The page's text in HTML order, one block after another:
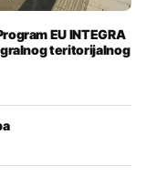
EU INTEGRA
teritorijalnog